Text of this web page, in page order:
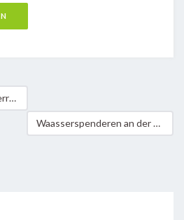
Waasserspenderen an der Gemeng Nidderaanwen